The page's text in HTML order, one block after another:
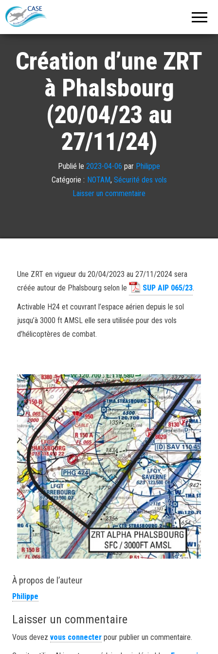
Création d’une ZRT
à Phalsbourg
(20/04/23 au
27/11/24)
Publié le 2023-04-06 par Philippe
Catégorie : NOTAM, Sécurité des vols
Laisser un commentaire
Une ZRT en vigueur du 20/04/2023 au 27/11/2024 sera
créée autour de Phalsbourg selon le
SUP AIP 065/23.
Activable H24 et couvrant l’espace aérien depuis le sol
jusqu’à 3000 ft AMSL elle sera utilisée pour des vols
d’hélicoptères de combat.
À propos de l’auteur
Philippe
Laisser un commentaire
Vous devez vous connecter pour publier un commentaire.